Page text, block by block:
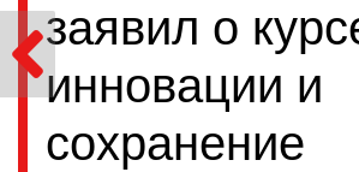
заявил о
инновации и
сохранение